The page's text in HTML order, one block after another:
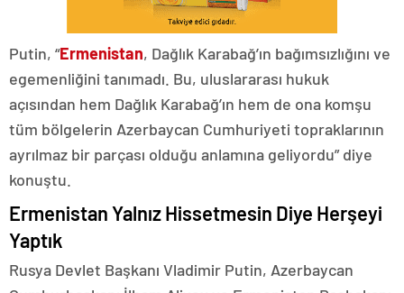
Putin, “Ermenistan, Dağlık Karabağ’ın bağımsızlığını ve
egemenliğini tanımadı. Bu, uluslararası hukuk
açısından hem Dağlık Karabağ’ın hem de ona komşu
tüm bölgelerin Azerbaycan Cumhuriyeti topraklarının
ayrılmaz bir parçası olduğu anlamına geliyordu” diye
konuştu.
Ermenistan Yalnız Hissetmesin Diye Herşeyi
Yaptık
Rusya Devlet Başkanı Vladimir Putin, Azerbaycan